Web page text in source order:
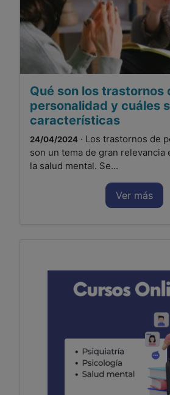
Qué son los trastornos
personalidad y cuáles
características
24/04/2024 · Los trastornos de
son un tema de gran relevancia
la salud mental. Se...
Ver más